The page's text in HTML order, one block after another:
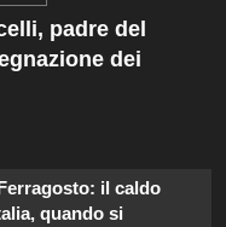
padre del
dei
il caldo
quando si